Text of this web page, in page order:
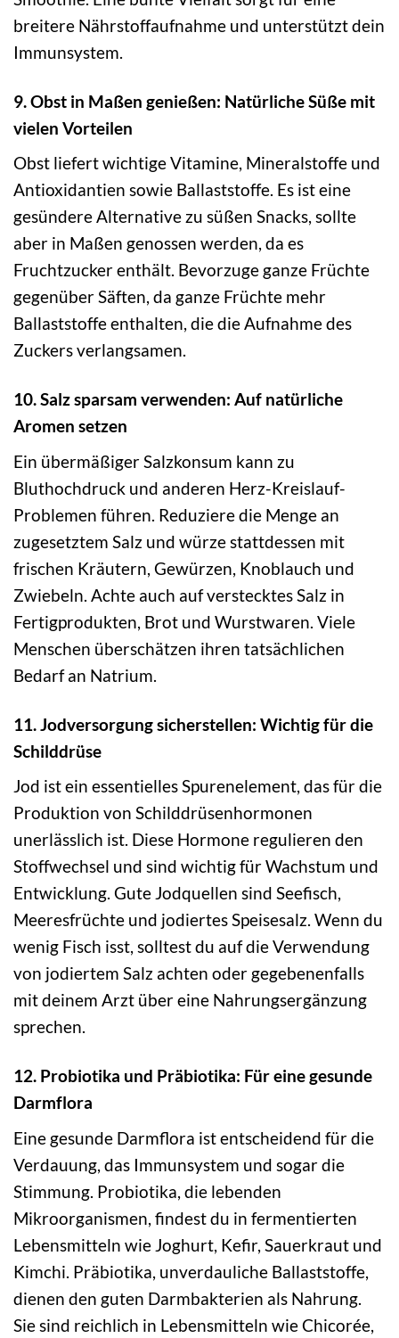
breitere Nährstoffaufnahme und unterstützt dein
Immunsystem.
9. Obst in Maßen genießen: Natürliche Süße mit
vielen Vorteilen
Obst liefert wichtige Vitamine, Mineralstoffe und
Antioxidantien sowie Ballaststoffe. Es ist eine
gesündere Alternative zu süßen Snacks, sollte
aber in Maßen genossen werden, da es
Fruchtzucker enthält. Bevorzuge ganze Früchte
gegenüber Säften, da ganze Früchte mehr
Ballaststoffe enthalten, die die Aufnahme des
Zuckers verlangsamen.
10. Salz sparsam verwenden: Auf natürliche
Aromen setzen
Ein übermäßiger Salzkonsum kann zu
Bluthochdruck und anderen Herz-Kreislauf-
Problemen führen. Reduziere die Menge an
zugesetztem Salz und würze stattdessen mit
frischen Kräutern, Gewürzen, Knoblauch und
Zwiebeln. Achte auch auf verstecktes Salz in
Fertigprodukten, Brot und Wurstwaren. Viele
Menschen überschätzen ihren tatsächlichen
Bedarf an Natrium.
11. Jodversorgung sicherstellen: Wichtig für die
Schilddrüse
Jod ist ein essentielles Spurenelement, das für die
Produktion von Schilddrüsenhormonen
unerlässlich ist. Diese Hormone regulieren den
Stoffwechsel und sind wichtig für Wachstum und
Entwicklung. Gute Jodquellen sind Seefisch,
Meeresfrüchte und jodiertes Speisesalz. Wenn du
wenig Fisch isst, solltest du auf die Verwendung
von jodiertem Salz achten oder gegebenenfalls
mit deinem Arzt über eine Nahrungsergänzung
sprechen.
12. Probiotika und Präbiotika: Für eine gesunde
Darmflora
Eine gesunde Darmflora ist entscheidend für die
Verdauung, das Immunsystem und sogar die
Stimmung. Probiotika, die lebenden
Mikroorganismen, findest du in fermentierten
Lebensmitteln wie Joghurt, Kefir, Sauerkraut und
Kimchi. Präbiotika, unverdauliche Ballaststoffe,
dienen den guten Darmbakterien als Nahrung.
Sie sind reichlich in Lebensmitteln wie Chicorée,